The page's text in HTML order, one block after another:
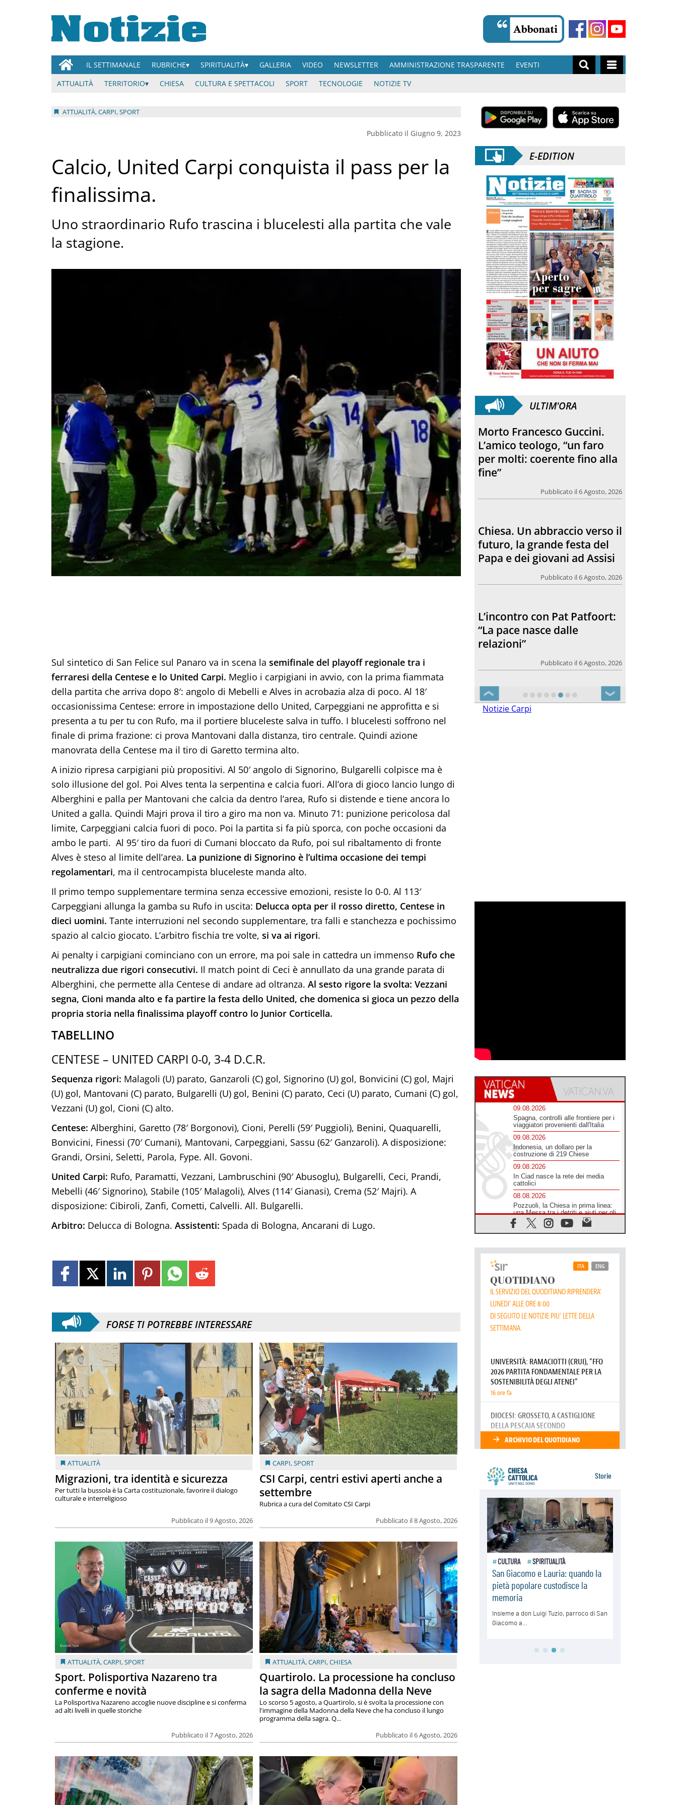
IL SETTIMANALE RUBRICHE SPIRITUALITÀ GALLERIA VIDEO NEWSLETTER AMMINISTRAZIONE TRASPARENTE
EVENTI
ATTUALITÀ
TERRITORIO CHIESA CULTURA E SPETTACOLI SPORT TECNOLOGIE NOTIZIE TV
ATTUALITÀ, CARPI, SPORT
Pubblicato il Giugno 9, 2023
Calcio, United Carpi conquista il pass per la
finalissima.
Uno straordinario Rufo trascina i blucelesti alla partita che vale
la stagione.
Sul sintetico di San Felice sul Panaro va in scena la semifinale del playoff regionale tra i
ferraresi della Centese e lo United Carpi. Meglio i carpigiani in avvio, con la prima fiammata
della partita che arriva dopo 8′: angolo di Mebelli e Alves in acrobazia alza di poco. Al 18′
occasionissima Centese: errore in impostazione dello United, Carpeggiani ne approfitta e si
presenta a tu per tu con Rufo, ma il portiere bluceleste salva in tuffo. I blucelesti soffrono nel
finale di prima frazione: ci prova Mantovani dalla distanza, tiro centrale. Quindi azione
manovrata della Centese ma il tiro di Garetto termina alto.
A inizio ripresa carpigiani più propositivi. Al 50′ angolo di Signorino, Bulgarelli colpisce ma è
solo illusione del gol. Poi Alves tenta la serpentina e calcia fuori. All’ora di gioco lancio lungo di
Alberghini e palla per Mantovani che calcia da dentro l’area, Rufo si distende e tiene ancora lo
United a galla. Quindi Majri prova il tiro a giro ma non va. Minuto 71: punizione pericolosa dal
limite, Carpeggiani calcia fuori di poco. Poi la partita si fa più sporca, con poche occasioni da
ambo le parti. Al 95′ tiro da fuori di Cumani bloccato da Rufo, poi sul ribaltamento di fronte
Alves è steso al limite dell’area. La punizione di Signorino è l’ultima occasione dei tempi
regolamentari, ma il centrocampista bluceleste manda alto.
Il primo tempo supplementare termina senza eccessive emozioni, resiste lo 0-0. Al 113′
Carpeggiani allunga la gamba su Rufo in uscita: Delucca opta per il rosso diretto, Centese in
dieci uomini. Tante interruzioni nel secondo supplementare, tra falli e stanchezza e pochissimo
spazio al calcio giocato. L’arbitro fischia tre volte, si va ai rigori.
Ai penalty i carpigiani cominciano con un errore, ma poi sale in cattedra un immenso Rufo che
neutralizza due rigori consecutivi. Il match point di Ceci è annullato da una grande parata di
Alberghini, che permette alla Centese di andare ad oltranza. Al sesto rigore la svolta: Vezzani
segna, Cioni manda alto e fa partire la festa dello United, che domenica si gioca un pezzo della
propria storia nella finalissima playoff contro lo Junior Corticella.
TABELLINO
CENTESE – UNITED CARPI 0-0, 3-4 D.C.R.
Sequenza rigori: Malagoli (U) parato, Ganzaroli (C) gol, Signorino (U) gol, Bonvicini (C) gol, Majri
(U) gol, Mantovani (C) parato, Bulgarelli (U) gol, Benini (C) parato, Ceci (U) parato, Cumani (C) gol,
Vezzani (U) gol, Cioni (C) alto.
Centese: Alberghini, Garetto (78′ Borgonovi), Cioni, Perelli (59′ Puggioli), Benini, Quaquarelli,
Bonvicini, Finessi (70′ Cumani), Mantovani, Carpeggiani, Sassu (62′ Ganzaroli). A disposizione:
Grandi, Orsini, Seletti, Parola, Fype. All. Govoni.
United Carpi: Rufo, Paramatti, Vezzani, Lambruschini (90′ Abusoglu), Bulgarelli, Ceci, Prandi,
Mebelli (46′ Signorino), Stabile (105′ Malagoli), Alves (114′ Gianasi), Crema (52′ Majri). A
disposizione: Cibiroli, Zanfi, Cometti, Calvelli. All. Bulgarelli.
Arbitro: Delucca di Bologna. Assistenti: Spada di Bologna, Ancarani di Lugo.
FORSE TI POTREBBE INTERESSARE
ATTUALITÀ
Migrazioni, tra identità e sicurezza
Pubblicato il 9 Agosto, 2026
Per tutti la bussola è la Carta costituzionale, favorire il dialogo
culturale e interreligioso
CARPI,SPORT
CSI Carpi, centri estivi aperti anche a
settembre
Pubblicato il 8 Agosto, 2026
Rubrica a cura del Comitato CSI Carpi
ATTUALITÀ,CARPI,SPORT
Sport. Polisportiva Nazareno tra
conferme e novità
Pubblicato il 7 Agosto, 2026
La Polisportiva Nazareno accoglie nuove discipline e si conferma
ad alti livelli in quelle storiche
ATTUALITÀ,CARPI,CHIESA
Quartirolo. La processione ha concluso
la sagra della Madonna della Neve
Pubblicato il 6 Agosto, 2026
Lo scorso 5 agosto, a Quartirolo, si è svolta la processione con
l'immagine della Madonna della Neve che ha concluso il lungo
programma della sagra. Q...
E-EDITION
ULTIM'ORA
Morto Francesco Guccini.
L’amico teologo, “un faro
per molti: coerente fino alla
fine”
Pubblicato il 6 Agosto, 2026
Chiesa. Un abbraccio verso il
futuro, la grande festa del
Papa e dei giovani ad Assisi
Pubblicato il 6 Agosto, 2026
L’incontro con Pat Patfoort:
“La pace nasce dalle
relazioni”
Pubblicato il 6 Agosto, 2026
❮ ❯
Notizie Carpi
09.08.2026
Spagna, controlli alle frontiere per i
viaggiatori provenienti dall'Italia
09.08.2026
Indonesia, un dollaro per la
costruzione di 219 Chiese
09.08.2026
In Ciad nasce la rete dei media
cattolici
08.08.2026
Pozzuoli, la Chiesa in prima linea:
una Messa tra i detriti e aiuti per gli
sfollati
08.08.2026
Santuario della Madre del Buon
Consiglio di Genazzano
Il Papa: in Sant'Agata
contempliamo la vittoria dell'amore
sulla morte
08.08.2026
Hebdomada Papae: il Gr in latino
identifica coi senzatetto
08.08.2026
SIGNIS 2026, la comunicazione al
servizio del Vangelo
"La visita del Papa messaggio di
pace e dignità"